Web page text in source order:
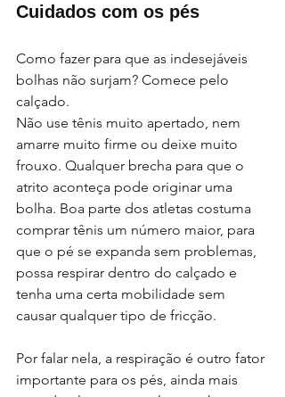
Cuidados com os pés
Como fazer para que as indesejáveis
bolhas não surjam? Comece pelo
calçado.
Não use tênis muito apertado, nem
amarre muito firme ou deixe muito
frouxo. Qualquer brecha para que o
atrito aconteça pode originar uma
bolha. Boa parte dos atletas costuma
comprar tênis um número maior, para
que o pé se expanda sem problemas,
possa respirar dentro do calçado e
tenha uma certa mobilidade sem
causar qualquer tipo de fricção.
Por falar nela, a respiração é outro fator
importante para os pés, ainda mais